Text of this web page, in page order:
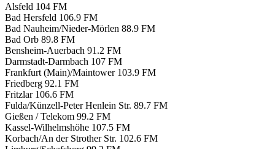
Alsfeld 104 FM
Bad Hersfeld 106.9 FM
Bad Nauheim/Nieder-Mörlen 88.9 FM
Bad Orb 89.8 FM
Bensheim-Auerbach 91.2 FM
Darmstadt-Darmbach 107 FM
Frankfurt (Main)/Maintower 103.9 FM
Friedberg 92.1 FM
Fritzlar 106.6 FM
Fulda/Künzell-Peter Henlein Str. 89.7 FM
Gießen / Telekom 99.2 FM
Kassel-Wilhelmshöhe 107.5 FM
Korbach/An der Strother Str. 102.6 FM